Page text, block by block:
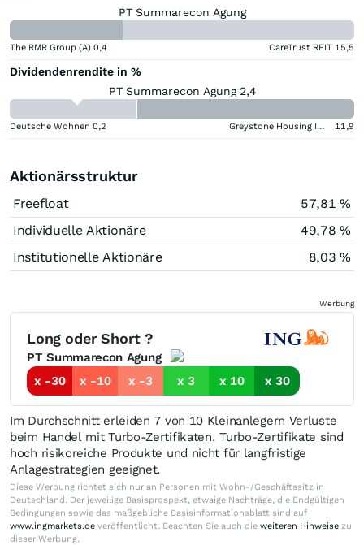
PT Summarecon Agung
The RMR Group (A) 0,4 CareTrust REIT 15,5
Dividendenrendite in %
PT Summarecon Agung 2,4
Deutsche Wohnen 0,2 Greystone Housing Impact Investors LP Benef Unit Cert 11,9
Aktionärsstruktur
Freefloat
57,81 %
Individuelle Aktionäre
49,78 %
Institutionelle Aktionäre
8,03 %
Werbung
Long oder Short ?
PT Summarecon Agung
x -30
x -10 x -3 x 3 x 10 x 30
Im Durchschnitt erleiden 7 von 10 Kleinanlegern Verluste
beim Handel mit Turbo-Zertifikaten. Turbo-Zertifikate sind
hoch risikoreiche Produkte und nicht für langfristige
Anlagestrategien geeignet.
Diese Werbung richtet sich nur an Personen mit Wohn-/Geschäftssitz in
Deutschland. Der jeweilige Basisprospekt, etwaige Nachträge, die Endgültigen
Bedingungen sowie das maßgebliche Basisinformationsblatt sind auf
www.ingmarkets.de veröffentlicht. Beachten Sie auch die weiteren Hinweise zu
dieser Werbung.